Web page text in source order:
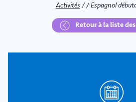
Retour à la liste
Activités / /Espagnol